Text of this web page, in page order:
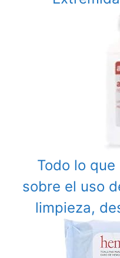
Todo lo
sobre el uso
limpieza,